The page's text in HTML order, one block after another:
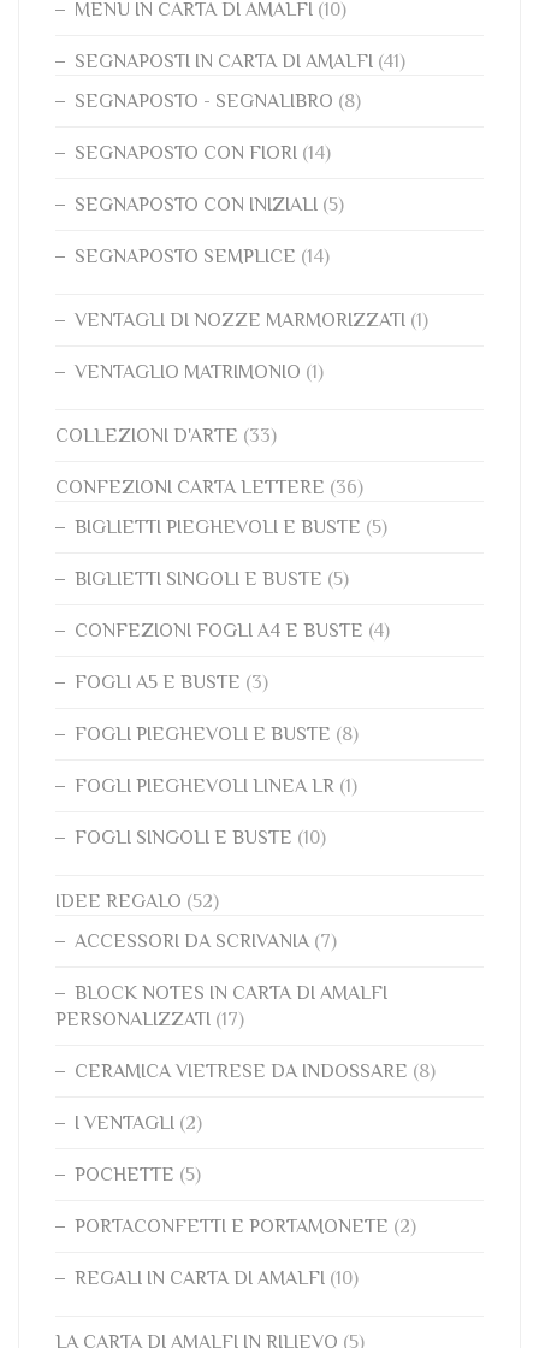
MENU IN CARTA DI AMALFI (10)
SEGNAPOSTI IN CARTA DI AMALFI (41)
SEGNAPOSTO - SEGNALIBRO (8)
SEGNAPOSTO CON FIORI (14)
SEGNAPOSTO CON INIZIALI (5)
SEGNAPOSTO SEMPLICE (14)
VENTAGLI DI NOZZE MARMORIZZATI (1)
VENTAGLIO MATRIMONIO (1)
COLLEZIONI D'ARTE (33)
CONFEZIONI CARTA LETTERE (36)
BIGLIETTI PIEGHEVOLI E BUSTE (5)
BIGLIETTI SINGOLI E BUSTE (5)
CONFEZIONI FOGLI A4 E BUSTE (4)
FOGLI A5 E BUSTE (3)
FOGLI PIEGHEVOLI E BUSTE (8)
FOGLI PIEGHEVOLI LINEA LR (1)
FOGLI SINGOLI E BUSTE (10)
IDEE REGALO (52)
ACCESSORI DA SCRIVANIA (7)
BLOCK NOTES IN CARTA DI AMALFI
PERSONALIZZATI (17)
CERAMICA VIETRESE DA INDOSSARE (8)
I VENTAGLI (2)
POCHETTE (5)
PORTACONFETTI E PORTAMONETE (2)
REGALI IN CARTA DI AMALFI (10)
LA CARTA DI AMALFI IN RILIEVO (5)